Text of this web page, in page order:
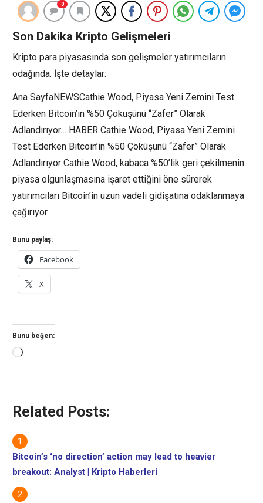
0
Son Dakika Kripto Gelişmeleri
Kripto para piyasasında son gelişmeler yatırımcıların
odağında. İşte detaylar:
Ana SayfaNEWSCathie Wood, Piyasa Yeni Zemini Test
Ederken Bitcoin’in %50 Çöküşünü “Zafer” Olarak
Adlandırıyor… HABER Cathie Wood, Piyasa Yeni Zemini
Test Ederken Bitcoin’in %50 Çöküşünü “Zafer” Olarak
Adlandırıyor Cathie Wood, kabaca %50’lik geri çekilmenin
piyasa olgunlaşmasına işaret ettiğini öne sürerek
yatırımcıları Bitcoin’in uzun vadeli gidişatına odaklanmaya
çağırıyor.
Bunu paylaş:
Facebook
X
Bunu beğen:
Yükleniyor...
Related Posts:
Bitcoin’s ‘no direction’ action may lead to heavier
breakout: Analyst | Kripto Haberleri